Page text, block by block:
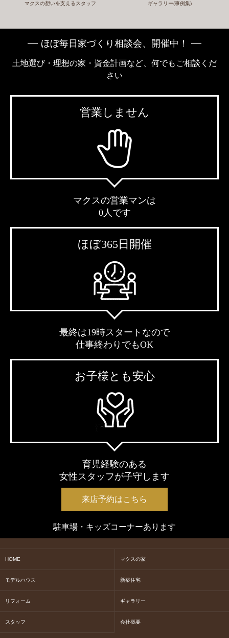
マクスの想いを支えるスタッフ ギャラリー(事例集)
ほぼ毎日家づくり相談会、開催中！
土地選び・理想の家・資金計画など、何でもご相談くだ
さい
営業しません
マクスの営業マンは
0人です
ほぼ365日開催
最終は19時スタートなので
仕事終わりでもOK
お子様とも安心
育児経験のある
女性スタッフが子守します
来店予約はこちら
駐車場・キッズコーナーあります
HOME マクスの家
モデルハウス 新築住宅
リフォーム ギャラリー
スタッフ 会社概要